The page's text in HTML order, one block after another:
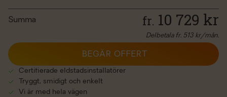
Summa fr. 10 729 kr
Delbetala fr. 513 kr/mån.
Certifierade eldstadsinstallatörer
Tryggt, smidigt och enkelt
Vi är med hela vägen
BEGÄR OFFERT